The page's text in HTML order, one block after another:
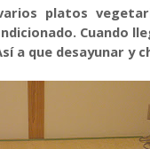
platos
Cuando
a que desayunar y